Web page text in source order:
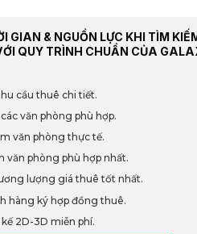
GIAN & NGUỒN LỰC KHI TÌM
QUY TRÌNH CHUẨN CỦA
cầu thuê chi tiết.
văn phòng phù hợp.
văn phòng thực tế.
văn phòng phù hợp nhất.
lượng giá thuê tốt nhất.
hàng ký hợp đồng thuê.
2D-3D miễn phí.